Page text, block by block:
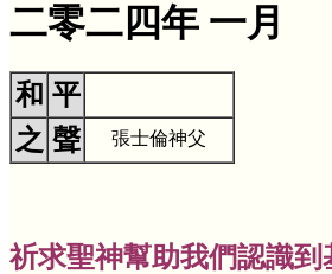
二零二四年 一月
和 平
之 聲 張士倫神父
祈求聖神幫助我們認識